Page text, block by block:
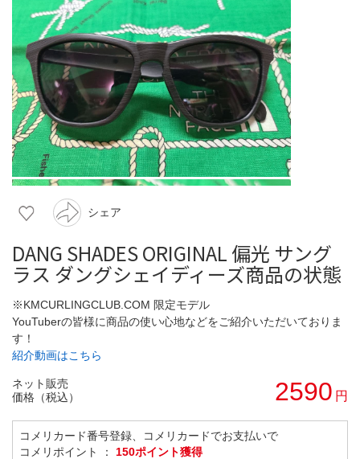
シェア
DANG SHADES ORIGINAL 偏光 サング
ラス ダングシェイディーズ商品の状態
※KMCURLINGCLUB.COM 限定モデル
YouTuberの皆様に商品の使い心地などをご紹介いただいておりま
す！
紹介動画はこちら
ネット販売
価格（税込）
2590 円
コメリカード番号登録、コメリカードでお支払いで
コメリポイント ： 150ポイント獲得